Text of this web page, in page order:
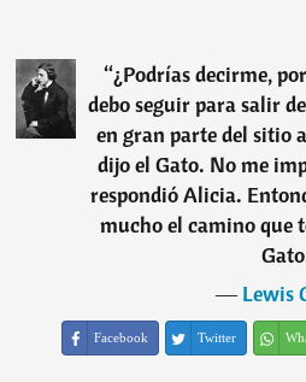
“¿Podrías decirme,
debo seguir para salir
en gran parte del sitio
dijo el Gato. No me
respondió Alicia.
mucho el camino que
―Lewis
Facebook Twitter